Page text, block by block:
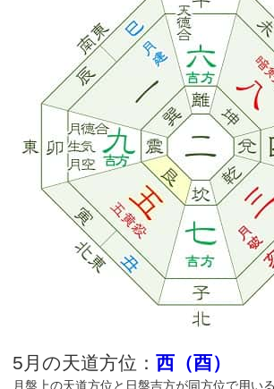
5月の天道方位：西（酉）
月盤上の天道方位と日盤吉方が同方位で用い